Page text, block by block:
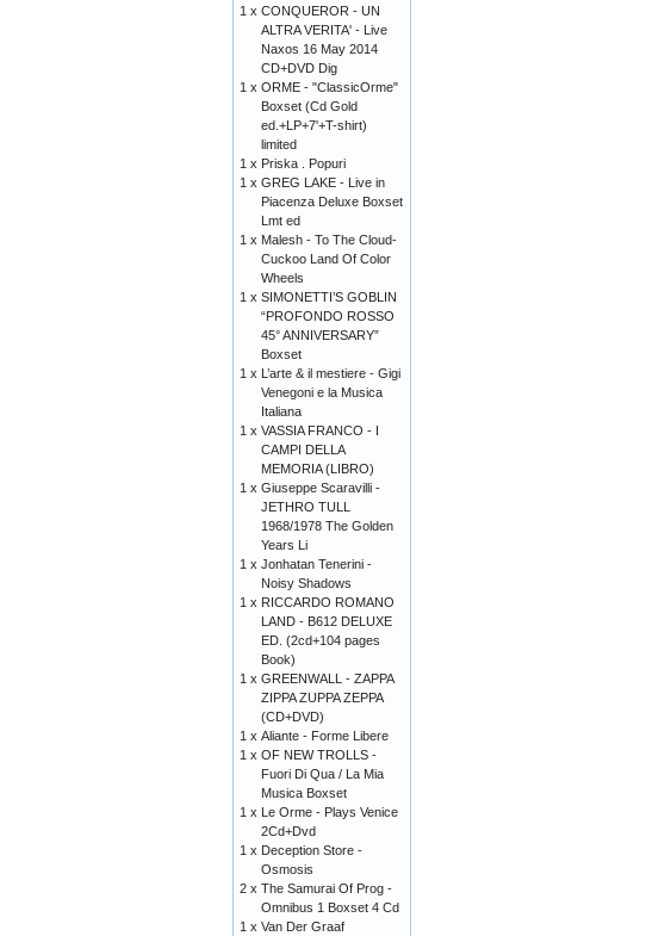
1 x CONQUEROR - UN
ALTRA VERITA' - Live
Naxos 16 May 2014
CD+DVD Dig
1 x ORME - "ClassicOrme"
Boxset (Cd Gold
ed.+LP+7'+T-shirt)
limited
1 x Priska . Popuri
1 x GREG LAKE - Live in
Piacenza Deluxe Boxset
Lmt ed
1 x Malesh - To The Cloud-
Cuckoo Land Of Color
Wheels
1 x SIMONETTI’S GOBLIN
“PROFONDO ROSSO
45° ANNIVERSARY”
Boxset
1 x L’arte & il mestiere - Gigi
Venegoni e la Musica
Italiana
1 x VASSIA FRANCO - I
CAMPI DELLA
MEMORIA (LIBRO)
1 x Giuseppe Scaravilli -
JETHRO TULL
1968/1978 The Golden
Years Li
1 x Jonhatan Tenerini -
Noisy Shadows
1 x RICCARDO ROMANO
LAND - B612 DELUXE
ED. (2cd+104 pages
Book)
1 x GREENWALL - ZAPPA
ZIPPA ZUPPA ZEPPA
(CD+DVD)
1 x Aliante - Forme Libere
1 x OF NEW TROLLS -
Fuori Di Qua / La Mia
Musica Boxset
1 x Le Orme - Plays Venice
2Cd+Dvd
1 x Deception Store -
Osmosis
2 x The Samurai Of Prog -
Omnibus 1 Boxset 4 Cd
1 x Van Der Graaf